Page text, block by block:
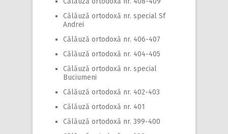
Călăuză ortodoxă nr. special Sf
Andrei
Călăuză ortodoxă nr. 406-407
Călăuză ortodoxă nr. 404-405
Călăuză ortodoxă nr. special
Buciumeni
Călăuză ortodoxă nr. 402-403
Călăuză ortodoxă nr. 401
Călăuză ortodoxă nr. 399-400